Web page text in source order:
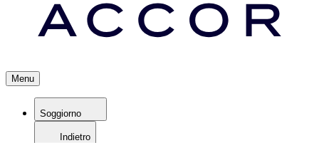
Menu
Soggiorno
Indietro